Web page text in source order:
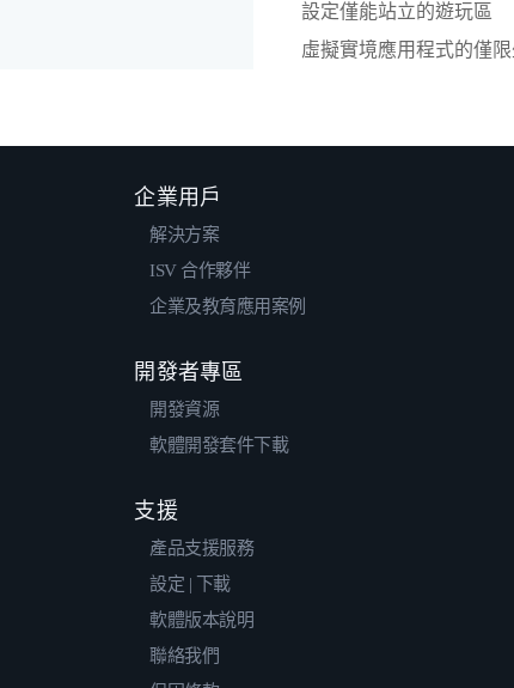
設定僅能站立的遊玩區
虛擬實境應用程式的僅
企業用戶
解決方案
ISV 合作夥伴
企業及教育應用案例
開發者專區
開發資源
軟體開發套件下載
支援
產品支援服務
設定 | 下載
軟體版本說明
聯絡我們